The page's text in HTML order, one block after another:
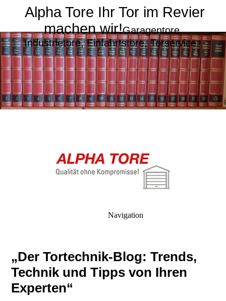
Alpha Tore Ihr Tor im Revier
machen wir!Garagentore,
Industrietore, Einfahrtstore, Torservice.
Navigation
„Der Tortechnik-Blog: Trends,
Technik und Tipps von Ihren
Experten“